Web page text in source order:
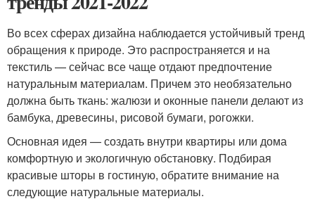
Во всех сферах дизайна наблюдается устойчивый тренд
обращения к природе. Это распространяется и на
текстиль — сейчас все чаще отдают предпочтение
натуральным материалам. Причем это необязательно
должна быть ткань: жалюзи и оконные панели делают из
бамбука, древесины, рисовой бумаги, рогожки.
Основная идея — создать внутри квартиры или дома
комфортную и экологичную обстановку. Подбирая
красивые шторы в гостиную, обратите внимание на
следующие натуральные материалы.